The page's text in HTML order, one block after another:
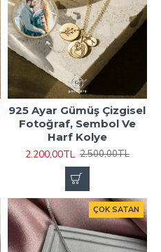
925 Ayar Gümüş Çizgisel
Fotoğraf, Sembol Ve
Harf Kolye
2.200,00TL 2.500,00TL
ÇOK SATAN